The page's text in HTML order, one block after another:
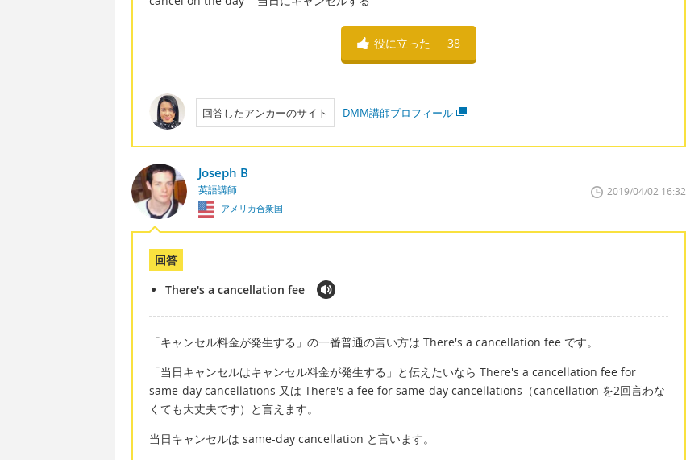
役に立った 38
回答したアンカーのサイト DMM講師プロフィール
Joseph B
英語講師
アメリカ合衆国
2019/04/02 16:32
回答
There's a cancellation fee
「キャンセル料金が発生する」の一番普通の言い方は There's a cancellation fee です。
「当日キャンセルはキャンセル料金が発生する」と伝えたいなら There's a cancellation fee for
same-day cancellations 又は There's a fee for same-day cancellations（cancellation を2回言わな
くても大丈夫です）と言えます。
当日キャンセルは same-day cancellation と言います。